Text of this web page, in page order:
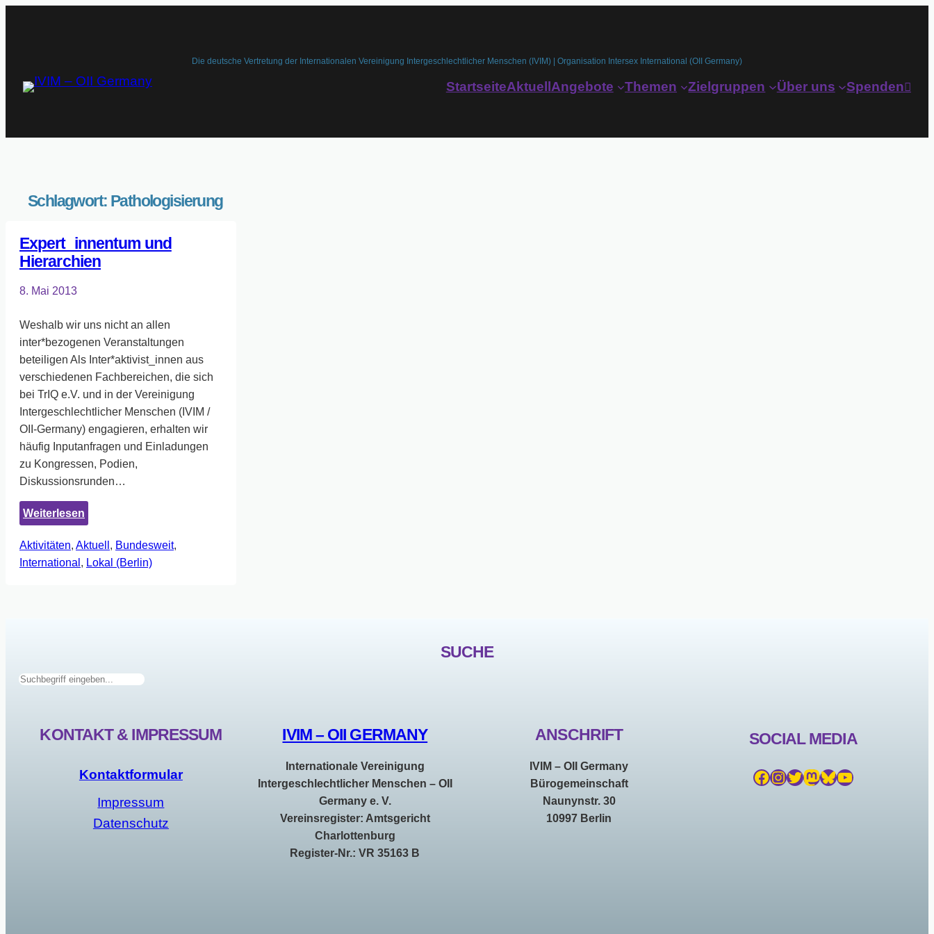
Die deutsche Vertretung der Internationalen Vereinigung Intergeschlechtlicher Menschen (IVIM) | Organisation Intersex International (OII Germany)
StartseiteAktuellAngebote Themen Zielgruppen Über uns Spenden
Schlagwort: Pathologisierung
Expert_innentum und
Hierarchien
8. Mai 2013
Weshalb wir uns nicht an allen
inter*bezogenen Veranstaltungen
beteiligen Als Inter*aktivist_innen aus
verschiedenen Fachbereichen, die sich
bei TrIQ e.V. und in der Vereinigung
Intergeschlechtlicher Menschen (IVIM /
OII-Germany) engagieren, erhalten wir
häufig Inputanfragen und Einladungen
zu Kongressen, Podien,
Diskussionsrunden…
Weiterlesen
und
Hierarchien
Aktivitäten, Aktuell , Bundesweit
International , Lokal (Berlin)
SUCHE
Suchen
KONTAKT & IMPRESSUM
Kontaktformular
Impressum
Datenschutz
IVIM – OII GERMANY
Internationale Vereinigung
Intergeschlechtlicher Menschen – OII
Germany e. V.
Vereinsregister: Amtsgericht
Charlottenburg
Register-Nr.: VR 35163 B
ANSCHRIFT
IVIM – OII Germany
Bürogemeinschaft
Naunynstr. 30
10997 Berlin
SOCIAL MEDIA
Facebook InstagramTwitter Mastodon Bluesky YouTube